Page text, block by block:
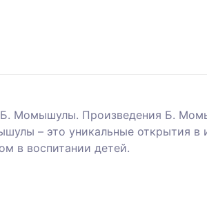
Момышулы. Произведения Б.
– это уникальные открытия
в воспитании детей.